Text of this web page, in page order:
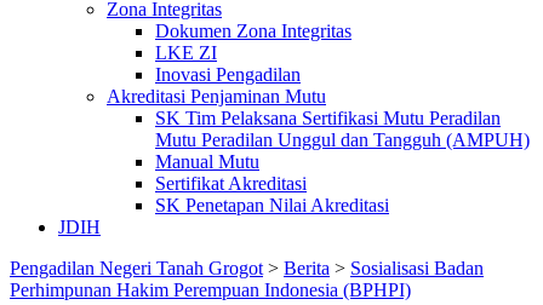
Zona Integritas
Dokumen Zona Integritas
LKE ZI
Inovasi Pengadilan
Akreditasi Penjaminan Mutu
SK Tim Pelaksana Sertifikasi Mutu Peradilan
Mutu Peradilan Unggul dan Tangguh (AMPUH)
Manual Mutu
Sertifikat Akreditasi
SK Penetapan Nilai Akreditasi
JDIH
Pengadilan Negeri Tanah Grogot > Berita > Sosialisasi Badan
Perhimpunan Hakim Perempuan Indonesia (BPHPI)